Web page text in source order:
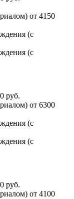
от 4150
(с
(с
руб.
от 6300
(с
(с
руб.
от 4100